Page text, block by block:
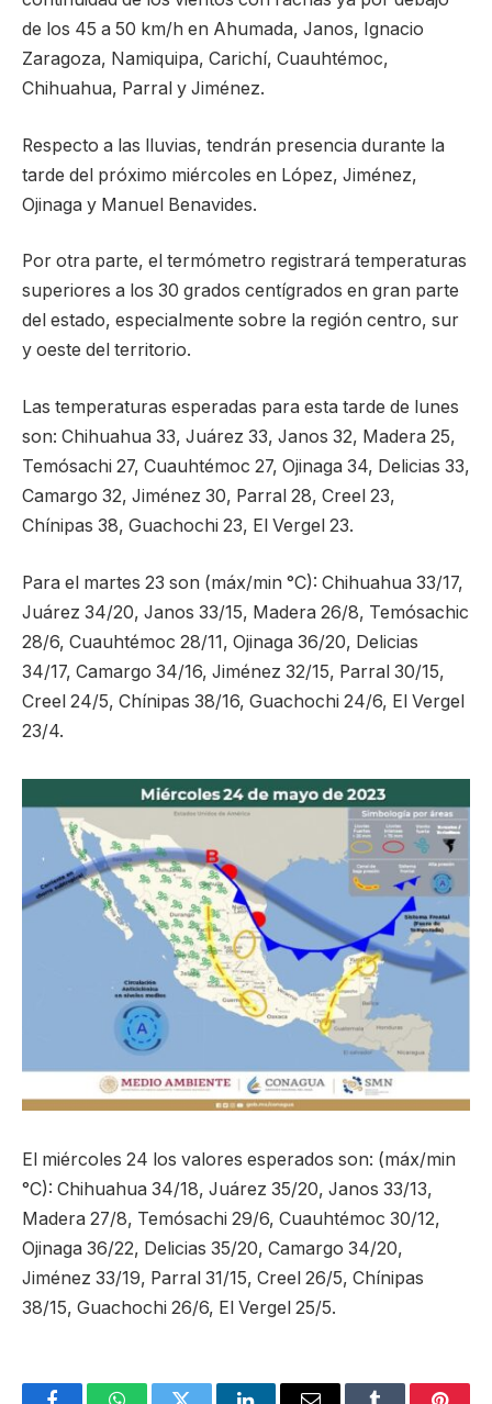
de los 45 a 50 km/h en Ahumada, Janos, Ignacio
Zaragoza, Namiquipa, Carichí, Cuauhtémoc,
Chihuahua, Parral y Jiménez.
Respecto a las lluvias, tendrán presencia durante la
tarde del próximo miércoles en López, Jiménez,
Ojinaga y Manuel Benavides.
Por otra parte, el termómetro registrará temperaturas
superiores a los 30 grados centígrados en gran parte
del estado, especialmente sobre la región centro, sur
y oeste del territorio.
Las temperaturas esperadas para esta tarde de lunes
son: Chihuahua 33, Juárez 33, Janos 32, Madera 25,
Temósachi 27, Cuauhtémoc 27, Ojinaga 34, Delicias 33,
Camargo 32, Jiménez 30, Parral 28, Creel 23,
Chínipas 38, Guachochi 23, El Vergel 23.
Para el martes 23 son (máx/min °C): Chihuahua 33/17,
Juárez 34/20, Janos 33/15, Madera 26/8, Temósachic
28/6, Cuauhtémoc 28/11, Ojinaga 36/20, Delicias
34/17, Camargo 34/16, Jiménez 32/15, Parral 30/15,
Creel 24/5, Chínipas 38/16, Guachochi 24/6, El Vergel
23/4.
El miércoles 24 los valores esperados son: (máx/min
°C): Chihuahua 34/18, Juárez 35/20, Janos 33/13,
Madera 27/8, Temósachi 29/6, Cuauhtémoc 30/12,
Ojinaga 36/22, Delicias 35/20, Camargo 34/20,
Jiménez 33/19, Parral 31/15, Creel 26/5, Chínipas
38/15, Guachochi 26/6, El Vergel 25/5.